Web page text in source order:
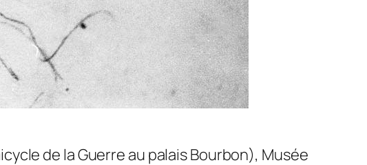
de la Guerre au palais Bourbon), Musée